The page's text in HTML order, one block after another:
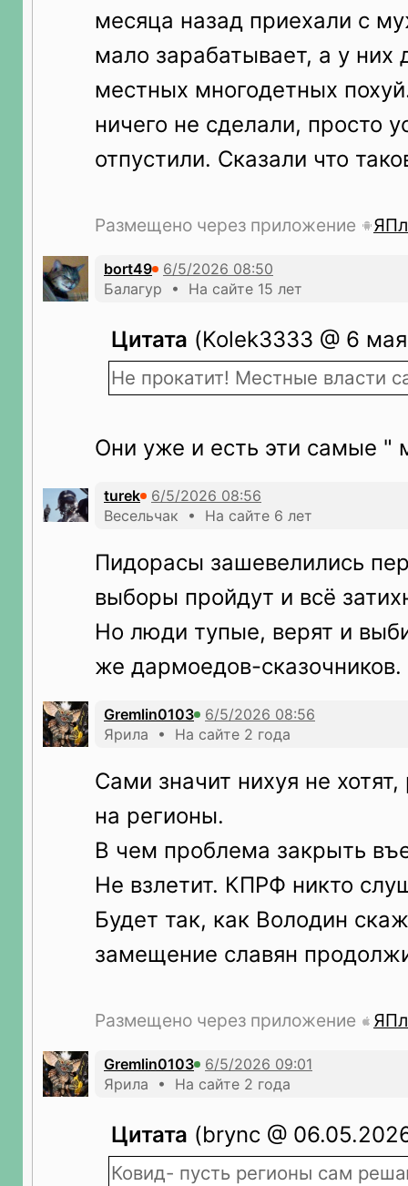
месяца назад приехали с
мало зарабатывает, а у них
местных многодетных
ничего не сделали, просто
отпустили. Сказали что
Размещено через приложение
bort49
Балагур • На сайте 15 лет
Цитата (Kolek3333 @ 6
Не прокатит! Местные власти
Они уже и есть эти самые "
turek
Весельчак • На сайте 6 лет
Пидорасы зашевелились
выборы пройдут и всё
Но люди тупые, верят и
же дармоедов-сказочников.
Gremlin0103
Ярила • На сайте 2 года
Сами значит нихуя не
на регионы.
В чем проблема закрыть
Не взлетит. КПРФ никто
Будет так, как Володин
замещение славян
Размещено через приложение
Gremlin0103
Ярила • На сайте 2 года
Цитата (brync @
Ковид- пусть регионы сам